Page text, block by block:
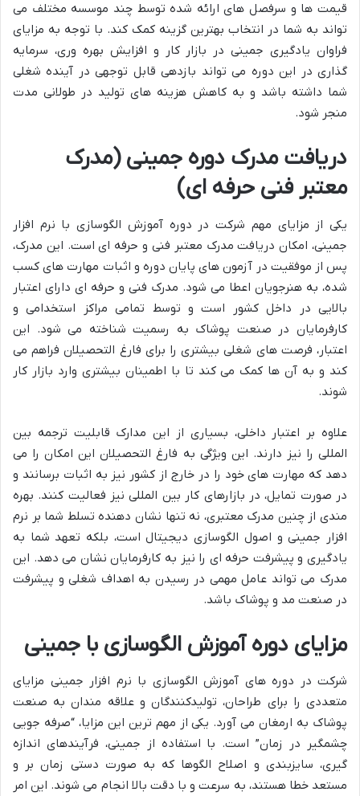
قیمت ها و سرفصل های ارائه شده توسط چند موسسه مختلف می
تواند به شما در انتخاب بهترین گزینه کمک کند. با توجه به مزایای
فراوان یادگیری جمینی در بازار کار و افزایش بهره وری، سرمایه
گذاری در این دوره می تواند بازدهی قابل توجهی در آینده شغلی
شما داشته باشد و به کاهش هزینه های تولید در طولانی مدت
منجر شود.
دریافت مدرک دوره جمینی (مدرک
معتبر فنی حرفه ای)
یکی از مزایای مهم شرکت در دوره آموزش الگوسازی با نرم افزار
جمینی، امکان دریافت مدرک معتبر فنی و حرفه ای است. این مدرک،
پس از موفقیت در آزمون های پایان دوره و اثبات مهارت های کسب
شده، به هنرجویان اعطا می شود. مدرک فنی و حرفه ای دارای اعتبار
بالایی در داخل کشور است و توسط تمامی مراکز استخدامی و
کارفرمایان در صنعت پوشاک به رسمیت شناخته می شود. این
اعتبار، فرصت های شغلی بیشتری را برای فارغ التحصیلان فراهم می
کند و به آن ها کمک می کند تا با اطمینان بیشتری وارد بازار کار
شوند.
علاوه بر اعتبار داخلی، بسیاری از این مدارک قابلیت ترجمه بین
المللی را نیز دارند. این ویژگی به فارغ التحصیلان این امکان را می
دهد که مهارت های خود را در خارج از کشور نیز به اثبات برسانند و
در صورت تمایل، در بازارهای کار بین المللی نیز فعالیت کنند. بهره
مندی از چنین مدرک معتبری، نه تنها نشان دهنده تسلط شما بر نرم
افزار جمینی و اصول الگوسازی دیجیتال است، بلکه تعهد شما به
یادگیری و پیشرفت حرفه ای را نیز به کارفرمایان نشان می دهد. این
مدرک می تواند عامل مهمی در رسیدن به اهداف شغلی و پیشرفت
در صنعت مد و پوشاک باشد.
مزایای دوره آموزش الگوسازی با جمینی
شرکت در دوره های آموزش الگوسازی با نرم افزار جمینی مزایای
متعددی را برای طراحان، تولیدکنندگان و علاقه مندان به صنعت
پوشاک به ارمغان می آورد. یکی از مهم ترین این مزایا، “صرفه جویی
چشمگیر در زمان” است. با استفاده از جمینی، فرآیندهای اندازه
گیری، سایزبندی و اصلاح الگوها که به صورت دستی زمان بر و
مستعد خطا هستند، به سرعت و با دقت بالا انجام می شوند. این امر